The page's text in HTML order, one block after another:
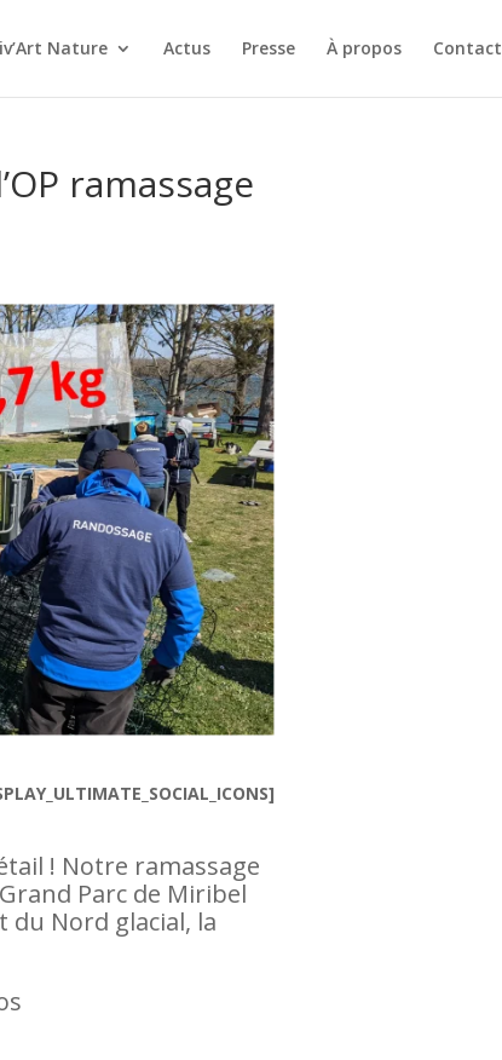
Nature Actus Presse À propos Contact
ramassage
! Notre ramassage
Parc de Miribel
du Nord glacial, la